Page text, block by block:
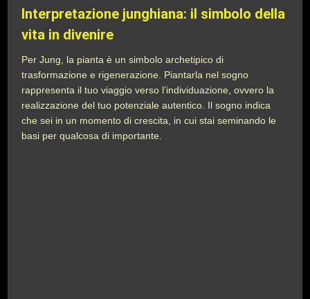
Interpretazione junghiana: il simbolo della
vita in divenire
Per Jung, la pianta è un simbolo archetipico di
trasformazione e rigenerazione. Piantarla nel sogno
rappresenta il tuo viaggio verso l’individuazione, ovvero la
realizzazione del tuo potenziale autentico. Il sogno indica
che sei in un momento di crescita, in cui stai seminando le
basi per qualcosa di importante.